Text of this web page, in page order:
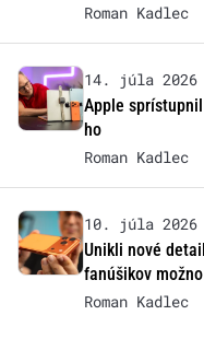
Roman Kadlec
14. júla 2026
Apple
ho
Roman Kadlec
10. júla 2026
Unikli nové
fanúšikov
Roman Kadlec